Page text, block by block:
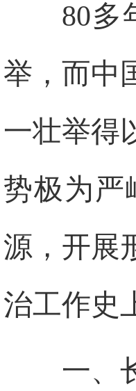
80多
举，而中
一壮举得
势极为严
源，开展
治工作史
一、